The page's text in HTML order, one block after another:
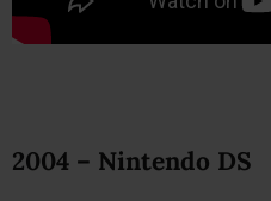
2004 – Nintendo DS